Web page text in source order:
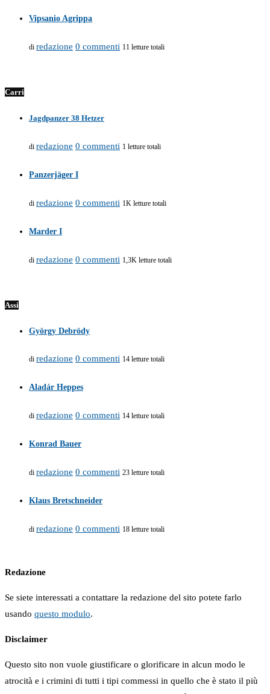
Vipsanio Agrippa
di redazione 0 commenti 11 letture totali
Carri
Jagdpanzer 38 Hetzer
di redazione 0 commenti 1 letture totali
Panzerjäger I
di redazione 0 commenti 1K letture totali
Marder I
di redazione 0 commenti 1,3K letture totali
Assi
György Debrödy
di redazione 0 commenti 14 letture totali
Aladár Heppes
di redazione 0 commenti 14 letture totali
Konrad Bauer
di redazione 0 commenti 23 letture totali
Klaus Bretschneider
di redazione 0 commenti 18 letture totali
Redazione
Se siete interessati a contattare la redazione del sito potete farlo
usando questo modulo.
Disclaimer
Questo sito non vuole giustificare o glorificare in alcun modo le
atrocità e i crimini di tutti i tipi commessi in quello che è stato il più